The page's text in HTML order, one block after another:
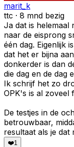
marit_k
ttc · 8 mnd bezig
Ja dat is helemaal
naar de eisprong
één dag. Eigenlijk
dat het er bijna
donkerder is dan
die dag en de dag
Ik schrijf het zo
OPK's is al zoveel
De testjes in de
betrouwbaar,
resultaat als je dat
❤️1